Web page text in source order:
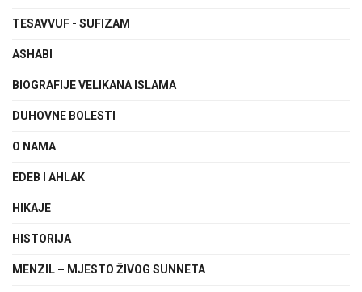
TESAVVUF - SUFIZAM
ASHABI
BIOGRAFIJE VELIKANA ISLAMA
DUHOVNE BOLESTI
O NAMA
EDEB I AHLAK
HIKAJE
HISTORIJA
MENZIL – MJESTO ŽIVOG SUNNETA